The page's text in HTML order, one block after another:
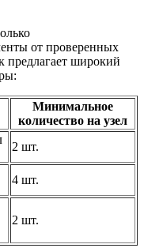
от проверенных
предлагает широкий
Минимальное
количество на узел
2 шт.
4 шт.
2 шт.